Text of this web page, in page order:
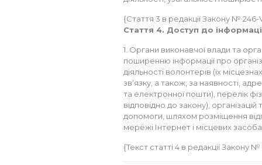
{Стаття 3 в редакції Закону № 246-
Стаття 4. Доступ до
1. Органи виконавчої влади та
поширенню інформації про
діяльності волонтерів (їх
зв’язку, а також, за наявності,
та електронної пошти), перелік
відповідно до закону),
допомоги, шляхом розміщення
мережі Інтернет і місцевих
{Текст статті 4 в редакції Закону №